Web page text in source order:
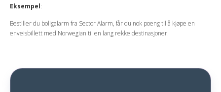
Eksempel:
Bestiller du boligalarm fra Sector Alarm, får du nok poeng til å kjøpe en
enveisbillett med Norwegian til en lang rekke destinasjoner.